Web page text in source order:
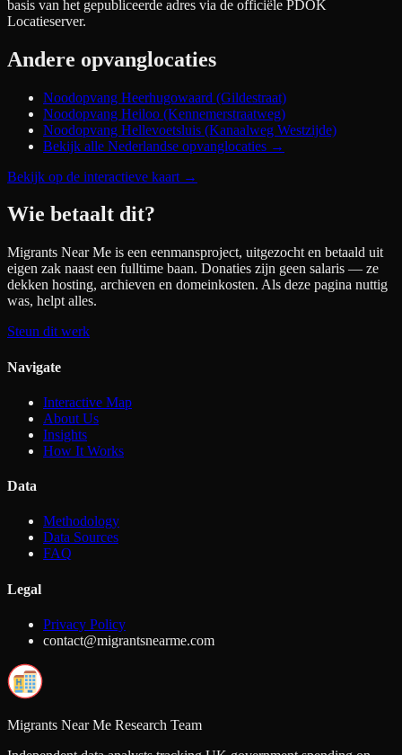
basis van het gepubliceerde adres via de officiële PDOK
Locatieserver.
Andere opvanglocaties
Noodopvang Heerhugowaard (Gildestraat)
Noodopvang Heiloo (Kennemerstraatweg)
Noodopvang Hellevoetsluis (Kanaalweg Westzijde)
Bekijk alle Nederlandse opvanglocaties →
Bekijk op de interactieve kaart →
Wie betaalt dit?
Migrants Near Me is een eenmansproject, uitgezocht en betaald uit
eigen zak naast een fulltime baan. Donaties zijn geen salaris — ze
dekken hosting, archieven en domeinkosten. Als deze pagina nuttig
was, helpt alles.
Steun dit werk
Navigate
Interactive Map
About Us
Insights
How It Works
Data
Methodology
Data Sources
FAQ
Legal
Privacy Policy
contact@migrantsnearme.com
Migrants Near Me Research Team